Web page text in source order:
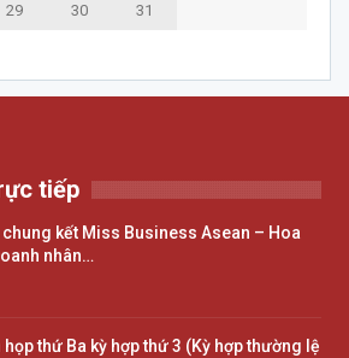
29 30
31
tiếp
kết Miss Business Asean – Hoa
nhân…
họp thứ Ba kỳ hợp thứ 3 (Kỳ hợp thường lệ